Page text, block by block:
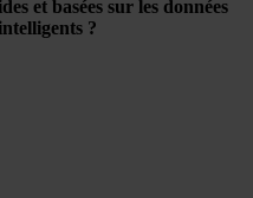
et basées sur les données
?